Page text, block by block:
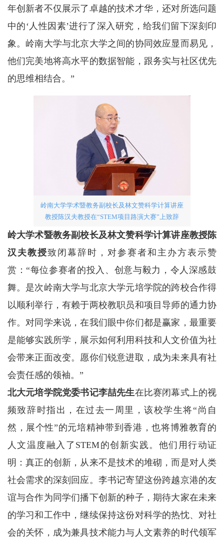
年创新者不仅展示了卓越的技术才华，还对所选问题
中的‘人性因素’进行了深入研究，给我们留下深刻印
象。岭南大学与北京大学之间的协同效应显而易见，
他们完美地将高水平的数据智能，跟务实与社区优先
的思维相结合。”
岭南大学学术暨教务副校长及林文赞科学计算讲座
教授陈汉夫教授在“STEM项目路演大赛”上致辞
岭大学术暨教务副校长及林文赞科学计算讲座教授陈
汉夫教授致闭幕辞时，对参赛者和主办方表示赞
赏：“每位参赛者的投入、创意与毅力，令人深感鼓
舞。是次岭南大学与北京大学元培学院的跨校合作得
以顺利举行，有赖于两校教职员和项目导师的通力协
作。对同学来说，在我们眼中你们都是赢家，最重要
是能够实践所学，展示如何利用科技和人文价值为社
会带来正面改变。愿你们锐意进取，成为未来具有社
会责任感的领袖。”
北大元培学院党委书记李喆先生在比赛闭幕式上的视
频致辞时指出，在过去一周里，该校学生将“尚自
然，展个性”的元培精神带到香港，也将博雅教育的
人文温度融入了STEM的创新实践。他们用行动证
明：真正的创新，从来不是技术的堆砌，而是对人类
社会需求的深刻回应。李书记寄望这份跨越京港的友
谊与合作为同学们播下创新的种子，期待大家在未来
的学习和工作中，继续保持这份对科学的热忱、对社
会的关怀，成为兼具技术能力与人文素养的时代领军